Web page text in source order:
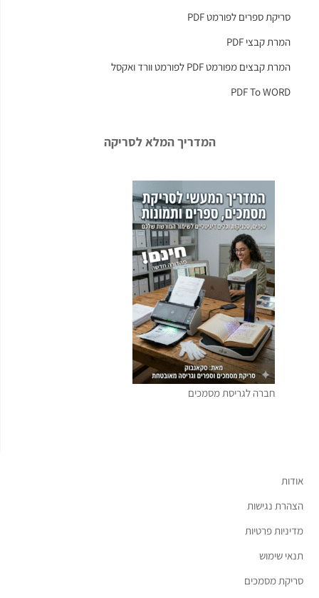
סריקת ספרים לפורמט PDF
המרת קבצי PDF
המרת קבצים מפורמט PDF לפורמט וורד ואקסל
PDF To WORD
המדריך המלא לסריקה
חברה לגריסת מסמכים
אודות
הצהרת נגישות
מדיניות פרטיות
תנאי שימוש
סריקת מסמכים